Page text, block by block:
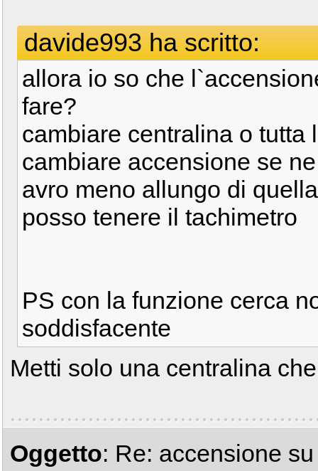
davide993 ha scritto:
allora io so che
fare?
cambiare centralina o tutta
cambiare accensione se
avro meno allungo di
posso tenere il tachimetro
PS con la funzione cerca
soddisfacente
Metti solo una centralina
Oggetto: Re: accensione